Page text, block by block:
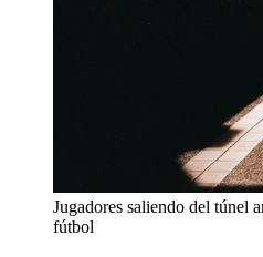
Jugadores saliendo del túnel
fútbol